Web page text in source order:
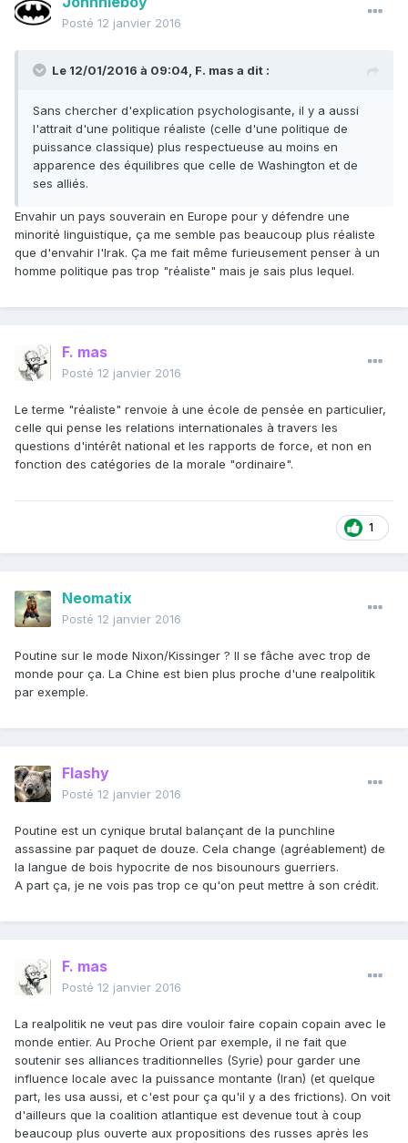
Posté 12 janvier 2016
Le 12/01/2016 à 09:04, F. mas a dit :
Sans chercher d'explication psychologisante, il y a aussi
l'attrait d'une politique réaliste (celle d'une politique de
puissance classique) plus respectueuse au moins en
apparence des équilibres que celle de Washington et de
ses alliés.
Envahir un pays souverain en Europe pour y défendre une
minorité linguistique, ça me semble pas beaucoup plus réaliste
que d'envahir l'Irak. Ça me fait même furieusement penser à un
homme politique pas trop "réaliste" mais je sais plus lequel.
F. mas
Posté 12 janvier 2016
Le terme "réaliste" renvoie à une école de pensée en particulier,
celle qui pense les relations internationales à travers les
questions d'intérêt national et les rapports de force, et non en
fonction des catégories de la morale "ordinaire".
1
Neomatix
Posté 12 janvier 2016
Poutine sur le mode Nixon/Kissinger ? Il se fâche avec trop de
monde pour ça. La Chine est bien plus proche d'une realpolitik
par exemple.
Flashy
Posté 12 janvier 2016
Poutine est un cynique brutal balançant de la punchline
assassine par paquet de douze. Cela change (agréablement) de
la langue de bois hypocrite de nos bisounours guerriers.
A part ça, je ne vois pas trop ce qu'on peut mettre à son crédit.
F. mas
Posté 12 janvier 2016
La realpolitik ne veut pas dire vouloir faire copain copain avec le
monde entier. Au Proche Orient par exemple, il ne fait que
soutenir ses alliances traditionnelles (Syrie) pour garder une
influence locale avec la puissance montante (Iran) (et quelque
part, les usa aussi, et c'est pour ça qu'il y a des frictions). On voit
d'ailleurs que la coalition atlantique est devenue tout à coup
beaucoup plus ouverte aux propositions des russes après les